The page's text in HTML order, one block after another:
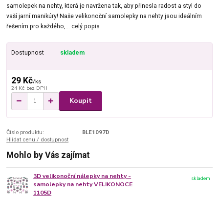
samolepek na nehty, která je navržena tak, aby přinesla radost a styl do
vaší jarní manikúry! Naše velikonoční samolepky na nehty jsou ideálním
řešením pro každého,...celý popis
Dostupnost skladem
29 Kč/ks
24 Kč bez DPH
Koupit
Číslo produktu:
BLE1097D
Hlídat cenu / dostupnost
Mohlo by Vás zajímat
3D velikonoční nálepky na nehty -
samolepky na nehty VELIKONOCE
1105D
skladem